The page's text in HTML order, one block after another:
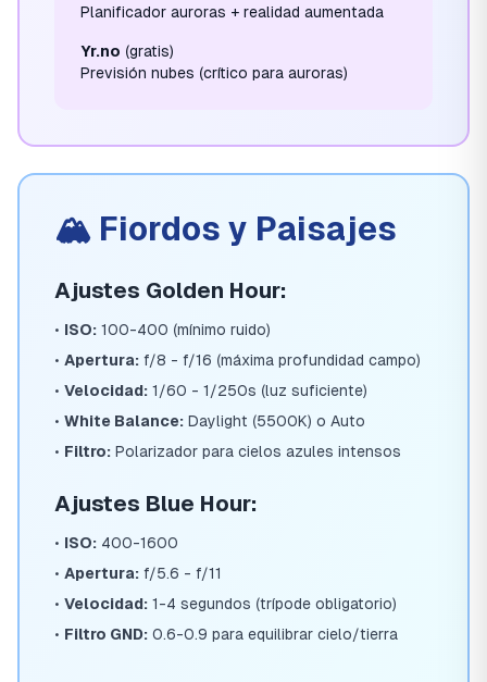
Planificador auroras + realidad aumentada
Yr.no (gratis)
Previsión nubes (crítico para auroras)
🏔️ Fiordos y Paisajes
Ajustes Golden Hour:
• ISO: 100-400 (mínimo ruido)
• Apertura: f/8 - f/16 (máxima profundidad campo)
• Velocidad: 1/60 - 1/250s (luz suficiente)
• White Balance: Daylight (5500K) o Auto
• Filtro: Polarizador para cielos azules intensos
Ajustes Blue Hour:
• ISO: 400-1600
• Apertura: f/5.6 - f/11
• Velocidad: 1-4 segundos (trípode obligatorio)
• Filtro GND: 0.6-0.9 para equilibrar cielo/tierra